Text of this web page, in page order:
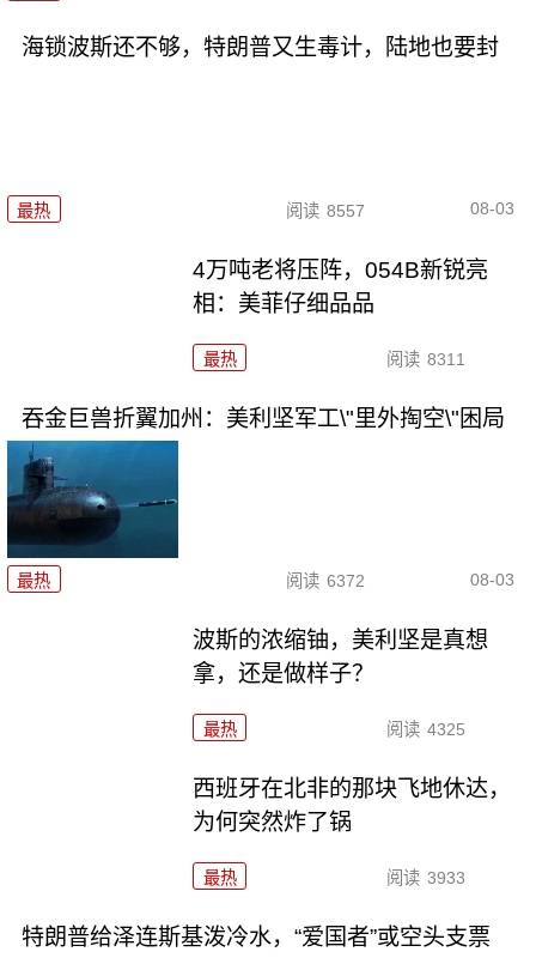
海锁波斯还不够，特朗普又生毒计，陆地也要封
最热 阅读 8557 08-03
4万吨老将压阵，054B新锐亮
相：美菲仔细品品
最热 阅读 8311
吞金巨兽折翼加州：美利坚军工\"里外掏空\"困局
最热 阅读 6372 08-03
波斯的浓缩铀，美利坚是真想
拿，还是做样子？
最热 阅读 4325
西班牙在北非的那块飞地休达，
为何突然炸了锅
最热 阅读 3933
特朗普给泽连斯基泼冷水，“爱国者”或空头支票